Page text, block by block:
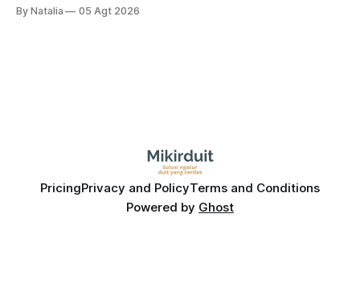
diprediksi semakin terlihat mendekati 2027. Kira-kira gimana
By Natalia 05 Agt 2026
PricingPrivacy and PolicyTerms and Conditions
Powered by Ghost